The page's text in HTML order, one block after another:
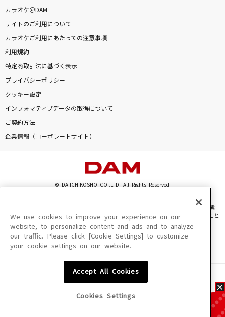
カラオケ＠DAM
サイトのご利用について
カラオケご利用にあたっての注意事項
利用規約
特定商取引法に基づく表示
プライバシーポリシー
クッキー設定
インフォマティブデータの取得について
ご契約方法
企業情報（コーポレートサイト）
© DAIICHIKOSHO CO.,LTD. All Rights Reserved.
このサイトに掲載されている一切の文章・画像・写真・動画・音声等を、手段や形態
を問わず、著作権法の定める範囲を超えて無断で複製、転載、ファイル化などすること
を禁じます。
楽曲及びコンテンツは、機種によりご利用いただけない場合があります。
楽曲及びコンテンツの配信日、配信内容が変更になる場合があります。
We use cookies to improve your experience on our
website, to personalize content and ads and to analyze
our traffic. Please click [Cookie Settings] to customize
your cookie settings on our website.
Accept All Cookies
Cookies Settings